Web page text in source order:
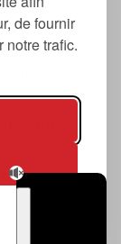
de fournir
notre trafic.
», « suivant
du
des
à la